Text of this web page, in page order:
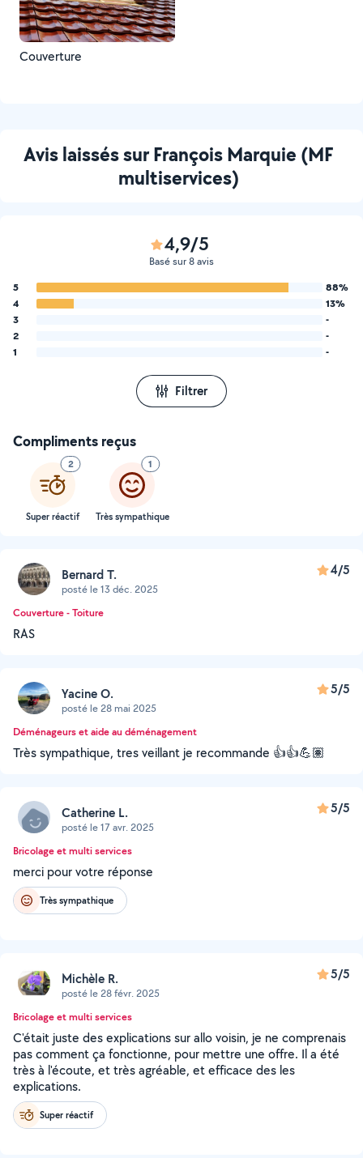
Couverture
Avis laissés sur François Marquie (MF
multiservices)
4,9/5
Basé sur 8 avis
5
88%
4
13%
3
-
2
-
1
-
Filtrer
Compliments reçus
2
Super réactif
1
Très sympathique
Bernard T.
posté le 13 déc. 2025
4/5
Couverture - Toiture
RAS
Yacine O.
posté le 28 mai 2025
5/5
Déménageurs et aide au déménagement
Très sympathique, tres veillant je recommande 👍👍💪🏽
Catherine L.
posté le 17 avr. 2025
5/5
Bricolage et multi services
merci pour votre réponse
Très sympathique
Michèle R.
posté le 28 févr. 2025
5/5
Bricolage et multi services
C'était juste des explications sur allo voisin, je ne comprenais
pas comment ça fonctionne, pour mettre une offre. Il a été
très à l'écoute, et très agréable, et efficace des les
explications.
Super réactif